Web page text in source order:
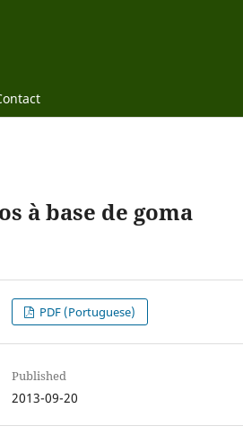
à base de goma
PDF (Portuguese)
Published
2013-09-20